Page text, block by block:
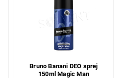
Bruno Banani DEO sprej
150ml Magic Man